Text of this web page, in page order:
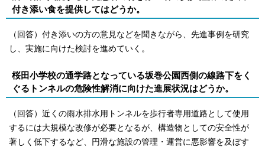
付き添い食を提供してはどうか。
（回答）付き添いの方の意見などを聞きながら、先進事例を研究
し、実施に向けた検討を進めていく。
桜田小学校の通学路となっている坂巻公園西側の線路下をく
ぐるトンネルの危険性解消に向けた進展状況はどうか。
（回答）近くの雨水排水用トンネルを歩行者専用道路として使用
するには大規模な改修が必要となるが、構造物としての安全性が
著しく低下するなど、円滑な施設の管理・運営に悪影響を及ぼす